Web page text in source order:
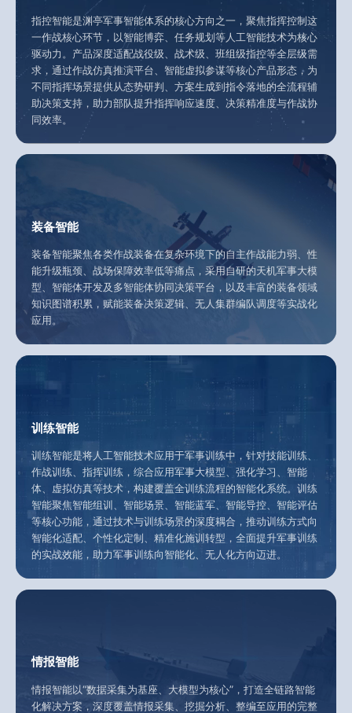
指控智能是渊亭军事智能体系的核心方向之一，聚焦指挥控制这
一作战核心环节，以智能博弈、任务规划等人工智能技术为核心
驱动力。产品深度适配战役级、战术级、班组级指控等全层级需
求，通过作战仿真推演平台、智能虚拟参谋等核心产品形态，为
不同指挥场景提供从态势研判、方案生成到指令落地的全流程辅
助决策支持，助力部队提升指挥响应速度、决策精准度与作战协
同效率。
装备智能
装备智能聚焦各类作战装备在复杂环境下的自主作战能力弱、性
能升级瓶颈、战场保障效率低等痛点，采用自研的天机军事大模
型、智能体开发及多智能体协同决策平台，以及丰富的装备领域
知识图谱积累，赋能装备决策逻辑、无人集群编队调度等实战化
应用。
训练智能
训练智能是将人工智能技术应用于军事训练中，针对技能训练、
作战训练、指挥训练，综合应用军事大模型、强化学习、智能
体、虚拟仿真等技术，构建覆盖全训练流程的智能化系统。训练
智能聚焦智能组训、智能场景、智能蓝军、智能导控、智能评估
等核心功能，通过技术与训练场景的深度耦合，推动训练方式向
智能化适配、个性化定制、精准化施训转型，全面提升军事训练
的实战效能，助力军事训练向智能化、无人化方向迈进。
情报智能
情报智能以“数据采集为基座、大模型为核心”，打造全链路智能
化解决方案，深度覆盖情报采集、挖掘分析、整编至应用的完整